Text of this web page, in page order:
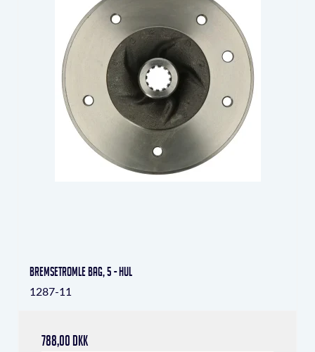
Bremsetromle bag, 5 - hul
1287-11
788,00 DKK